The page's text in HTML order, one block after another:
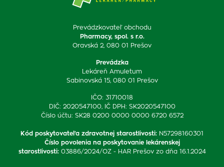
Prevádzkovateľ obchodu
Pharmacy, spol. s r.o.
Oravská 2, 080 01 Prešov
Prevádzka
Lekáreň Amuletum
Sabinovská 15, 080 01 Prešov
IČO: 31710018
DIČ: 2020547100, IČ DPH: SK2020547100
Číslo účtu: SK28 0200 0000 0000 6720 6572
Kód poskytovateľa zdravotnej starostlivosti: N57298160301
Číslo povolenia na poskytovanie lekárenskej
starostlivosti: 03886/2024/OZ - HAR Prešov zo dňa 16.1.2024